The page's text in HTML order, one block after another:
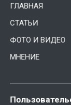
ГЛАВНАЯ
СТАТЬИ
ФОТО И ВИДЕО
МНЕНИЕ